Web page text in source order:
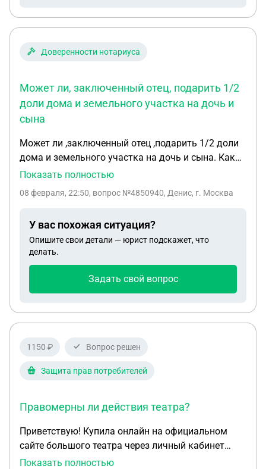
полугода если не вступил в наследство не
наследства?
Доверенности нотариуса
Может ли, заключенный отец, подарить 1/2
доли дома и земельного участка на дочь и
сына
Может ли ,заключенный отец ,подарить 1/2 доли
дома и земельного участка на дочь и сына. Как
составить документ, человек находится в
присутсвие нотариуса при подписании документа.
Показать полностью
08 февраля, 22:50, вопрос №4850940, Денис, г. Москва
У вас похожая ситуация?
Опишите свои детали — юрист подскажет, что
делать.
Задать свой вопрос
1150 ₽ Вопрос решен
Защита прав потребителей
Правомерны ли действия театра?
Приветствую! Купила онлайн на официальном
сайте большого театра через личный кабинет
билеты на спектакль себе и сестре. Все
Показать полностью